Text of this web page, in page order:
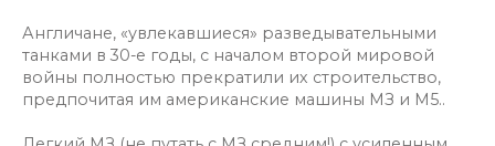
Англичане, «увлекавшиеся» разведывательными
танками в 30-е годы, с началом второй мировой
войны полностью прекратили их строительство,
предпочитая им американские машины МЗ и М5..